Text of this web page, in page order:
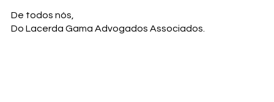
De todos nós,
Do Lacerda Gama Advogados Associados.